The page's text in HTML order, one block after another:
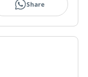
Share